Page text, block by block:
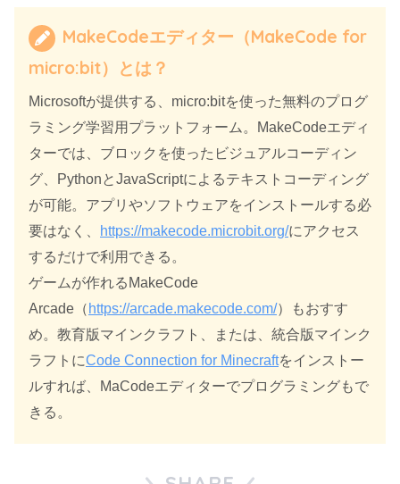
MakeCodeエディター（MakeCode for
micro:bit）とは？
Microsoftが提供する、micro:bitを使った無料のプログ
ラミング学習用プラットフォーム。MakeCodeエディ
ターでは、ブロックを使ったビジュアルコーディン
グ、PythonとJavaScriptによるテキストコーディング
が可能。アプリやソフトウェアをインストールする必
要はなく、
https://makecode.microbit.org/にアクセス
するだけで利用できる。
ゲームが作れるMakeCode
Arcade（ https://arcade.makecode.com/）もおすす
め。教育版マインクラフト、または、統合版マインク
ラフトにCode Connection for Minecraftをインストー
ルすれば、MaCodeエディターでプログラミングもで
きる。